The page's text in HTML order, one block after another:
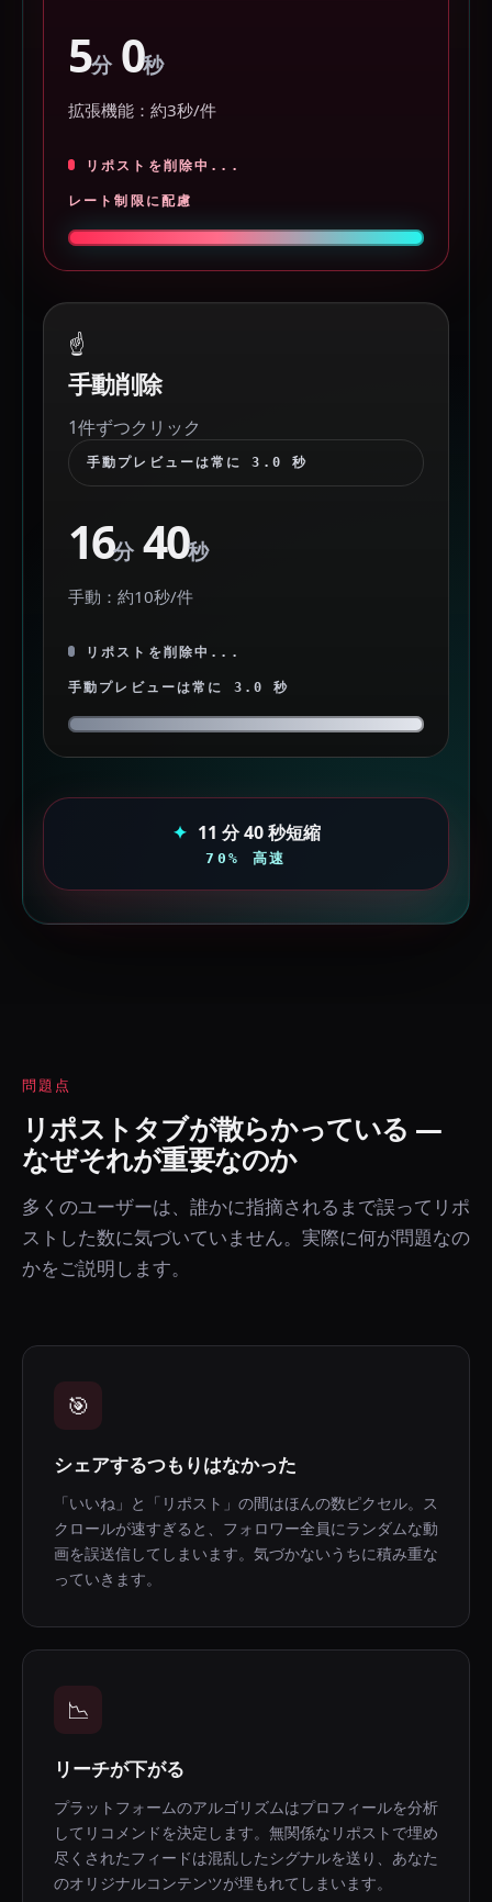
5分 0秒
拡張機能：約3秒/件
リポストを削除中...
レート制限に配慮
☝
手動削除
1件ずつクリック
手動プレビューは常に 3.0 秒
16分 40秒
手動：約10秒/件
リポストを削除中...
手動プレビューは常に 3.0 秒
11 分 40 秒短縮
70% 高速
問題点
リポストタブが散らかっている —
なぜそれが重要なのか
多くのユーザーは、誰かに指摘されるまで誤ってリポ
ストした数に気づいていません。実際に何が問題なの
かをご説明します。
🎯
シェアするつもりはなかった
「いいね」と「リポスト」の間はほんの数ピクセル。ス
クロールが速すぎると、フォロワー全員にランダムな動
画を誤送信してしまいます。気づかないうちに積み重な
っていきます。
📉
リーチが下がる
プラットフォームのアルゴリズムはプロフィールを分析
してリコメンドを決定します。無関係なリポストで埋め
尽くされたフィードは混乱したシグナルを送り、あなた
のオリジナルコンテンツが埋もれてしまいます。